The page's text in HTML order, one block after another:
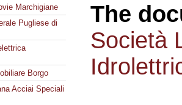
Marchigiane
Pugliese di
Borgo
Acciai Speciali
The
Società